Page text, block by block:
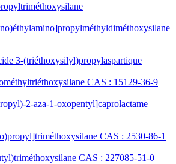
3-(triéthoxysilyl)propylaspartique
CAS : 15129-36-9
2-aza-1-oxopentyl]caprolactame
CAS : 2530-86-1
CAS : 227085-51-0